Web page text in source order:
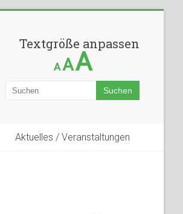
Textgröße anpassen
AAA
Aktuelles / Veranstaltungen